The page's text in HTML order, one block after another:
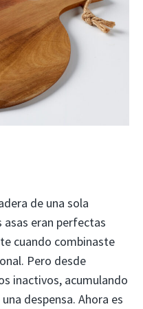
de una sola
eran perfectas
cuando combinaste
Pero desde
inactivos, acumulando
despensa. Ahora es